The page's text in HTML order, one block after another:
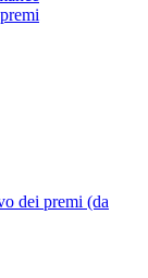
dei premi (da